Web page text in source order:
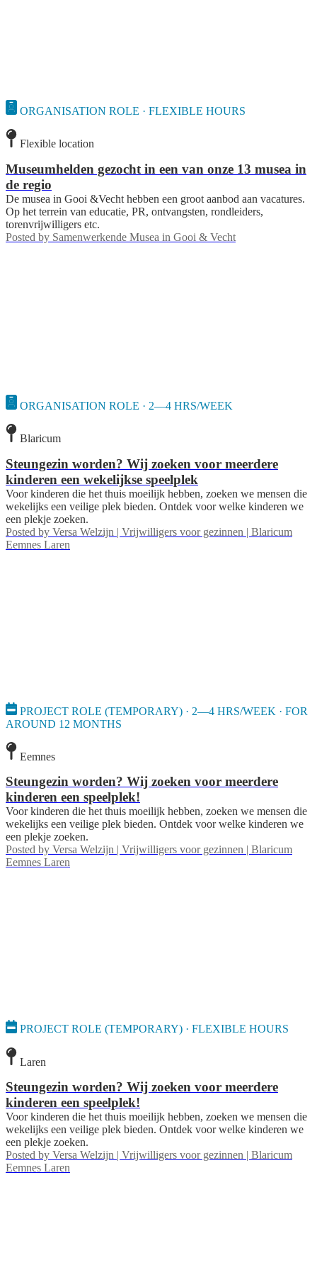
ORGANISATION ROLE · FLEXIBLE HOURS
Flexible location
Museumhelden gezocht in een van onze 13 musea in
de regio
De musea in Gooi &Vecht hebben een groot aanbod aan vacatures.
Op het terrein van educatie, PR, ontvangsten, rondleiders,
torenvrijwilligers etc.
Posted by Samenwerkende Musea in Gooi & Vecht
ORGANISATION ROLE · 2—4 HRS/WEEK
Blaricum
Steungezin worden? Wij zoeken voor meerdere
kinderen een wekelijkse speelplek
Voor kinderen die het thuis moeilijk hebben, zoeken we mensen die
wekelijks een veilige plek bieden. Ontdek voor welke kinderen we
een plekje zoeken.
Posted by Versa Welzijn | Vrijwilligers voor gezinnen | Blaricum
Eemnes Laren
PROJECT ROLE (TEMPORARY) · 2—4 HRS/WEEK · FOR
AROUND 12 MONTHS
Eemnes
Steungezin worden? Wij zoeken voor meerdere
kinderen een speelplek!
Voor kinderen die het thuis moeilijk hebben, zoeken we mensen die
wekelijks een veilige plek bieden. Ontdek voor welke kinderen we
een plekje zoeken.
Posted by Versa Welzijn | Vrijwilligers voor gezinnen | Blaricum
Eemnes Laren
PROJECT ROLE (TEMPORARY) · FLEXIBLE HOURS
Laren
Steungezin worden? Wij zoeken voor meerdere
kinderen een speelplek!
Voor kinderen die het thuis moeilijk hebben, zoeken we mensen die
wekelijks een veilige plek bieden. Ontdek voor welke kinderen we
een plekje zoeken.
Posted by Versa Welzijn | Vrijwilligers voor gezinnen | Blaricum
Eemnes Laren